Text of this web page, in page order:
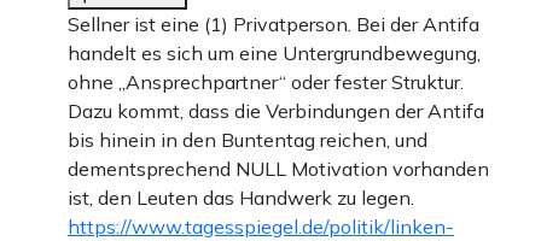
Sellner ist eine (1) Privatperson. Bei der Antifa
handelt es sich um eine Untergrundbewegung,
ohne „Ansprechpartner“ oder fester Struktur.
Dazu kommt, dass die Verbindungen der Antifa
bis hinein in den Buntentag reichen, und
dementsprechend NULL Motivation vorhanden
ist, den Leuten das Handwerk zu legen.
https://www.tagesspiegel.de/politik/linken-